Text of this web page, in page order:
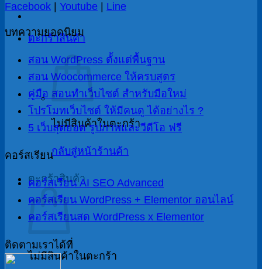
ตะกร้าสินค้า
ไม่มีสินค้าในตะกร้า
กลับสู่หน้าร้านค้า
ตะกร้าสินค้า
ไม่มีสินค้าในตะกร้า
Facebook Youtube Line
บทความยอดนิยม
สอน WordPress ตั้งแต่พื้นฐาน
สอน Woocommerce ให้ครบสูตร
คู่มือ สอนทำเว็บไซต์ สำหรับมือใหม่
โปรโมทเว็บไซต์ ให้มีคนดู ได้อย่างไร ?
5 เว็บสุดยอด รูปภาพและวีดีโอ ฟรี
คอร์สเรียน
คอร์สเรียน AI SEO Advanced
คอร์สเรียน WordPress + Elementor ออนไลน์
คอร์สเรียนสด WordPress x Elementor
ติดตามเราได้ที่